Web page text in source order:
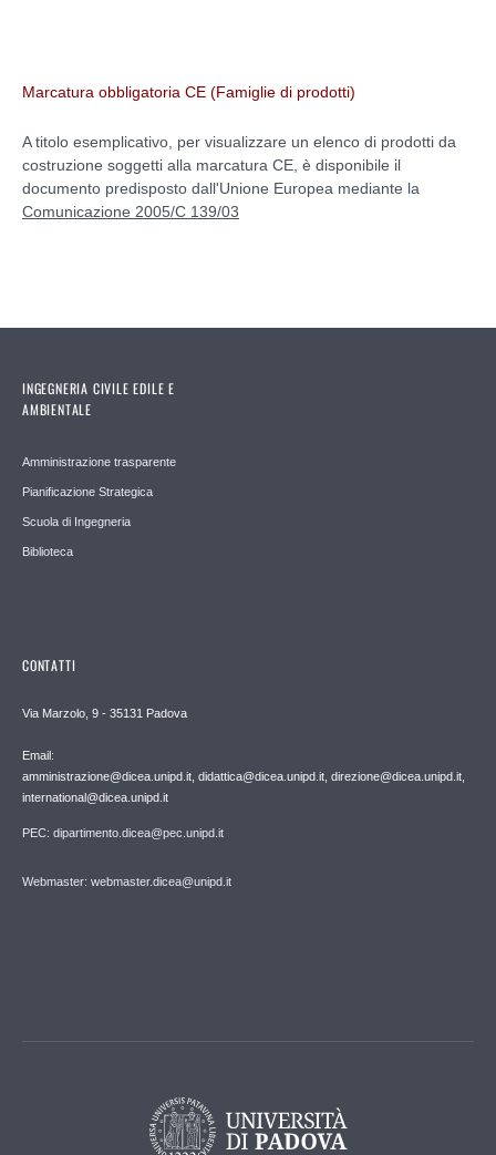
Marcatura obbligatoria CE (Famiglie di prodotti)
A titolo esemplicativo, per visualizzare un elenco di prodotti da
costruzione soggetti alla marcatura CE, è disponibile il
documento predisposto dall'Unione Europea mediante la
Comunicazione 2005/C 139/03
INGEGNERIA CIVILE EDILE E
AMBIENTALE
Amministrazione trasparente
Pianificazione Strategica
Scuola di Ingegneria
Biblioteca
CONTATTI
Via Marzolo, 9 - 35131 Padova
Email:
amministrazione@dicea.unipd.it, didattica@dicea.unipd.it, direzione@dicea.unipd.it,
international@dicea.unipd.it
PEC: dipartimento.dicea@pec.unipd.it
Webmaster: webmaster.dicea@unipd.it